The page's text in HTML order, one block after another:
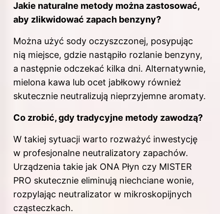
Jakie naturalne metody można zastosować,
aby zlikwidować zapach benzyny?
Można użyć sody oczyszczonej, posypując
nią miejsce, gdzie nastąpiło rozlanie benzyny,
a następnie odczekać kilka dni. Alternatywnie,
mielona kawa lub ocet jabłkowy również
skutecznie neutralizują nieprzyjemne aromaty.
Co zrobić, gdy tradycyjne metody zawodzą?
W takiej sytuacji warto rozważyć inwestycję
w profesjonalne neutralizatory zapachów.
Urządzenia takie jak ONA Płyn czy MISTER
PRO skutecznie eliminują niechciane wonie,
rozpylając neutralizator w mikroskopijnych
cząsteczkach.